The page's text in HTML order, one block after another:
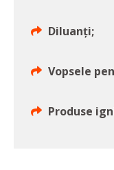
Diluanți;
Vopsele
Produse